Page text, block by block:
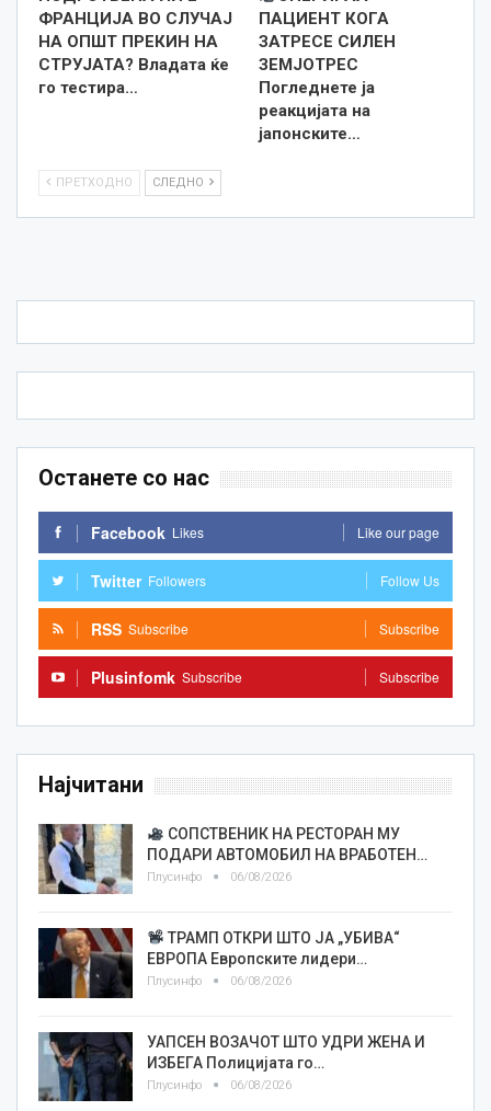
ФРАНЦИЈА ВО СЛУЧАЈ
НА ОПШТ ПРЕКИН НА
СТРУЈАТА? Владата ќе
го тестира…
ПАЦИЕНТ КОГА
ЗАТРЕСЕ СИЛЕН
ЗЕМЈОТРЕС
Погледнете ја
реакцијата на
јапонските…
ПРЕТХОДНО СЛЕДНО
Останете со нас
Facebook Likes Like our page
Twitter Followers Follow Us
RSS Subscribe Subscribe
Plusinfomk Subscribe Subscribe
Најчитани
СОПСТВЕНИК НА РЕСТОРАН МУ
ПОДАРИ АВТОМОБИЛ НА ВРАБОТЕН…
Плусинфо 06/08/2026
ТРАМП ОТКРИ ШТО ЈА „УБИВА“
ЕВРОПА Европските лидери…
Плусинфо 06/08/2026
УАПСЕН ВОЗАЧОТ ШТО УДРИ ЖЕНА И
ИЗБЕГА Полицијата го…
Плусинфо 06/08/2026